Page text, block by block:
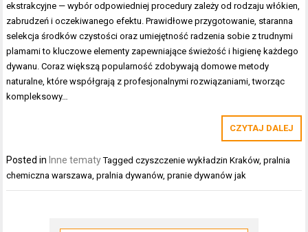
ekstrakcyjne — wybór odpowiedniej procedury zależy od rodzaju włókien,
zabrudzeń i oczekiwanego efektu. Prawidłowe przygotowanie, staranna
selekcja środków czystości oraz umiejętność radzenia sobie z trudnymi
plamami to kluczowe elementy zapewniające świeżość i higienę każdego
dywanu. Coraz większą popularność zdobywają domowe metody
naturalne, które współgrają z profesjonalnymi rozwiązaniami, tworząc
kompleksowy…
CZYTAJ DALEJ
Posted in Inne tematy Taggedczyszczenie wykładzin Kraków,pralnia
chemiczna warszawa,pralnia dywanów,pranie dywanów jak